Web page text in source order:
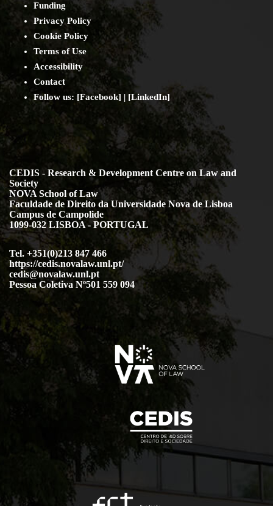
Funding
Privacy Policy
Cookie Policy
Terms of Use
Accessibility
Contact
Follow us: [Facebook] | [LinkedIn]
CEDIS - Research & Development Centre on Law and
Society
NOVA School of Law
Faculdade de Direito da Universidade Nova de Lisboa
Campus de Campolide
1099-032 LISBOA - PORTUGAL
Tel. +351(0)213 847 466
https://cedis.novalaw.unl.pt/
cedis@novalaw.unl.pt
Pessoa Coletiva Nº501 559 094